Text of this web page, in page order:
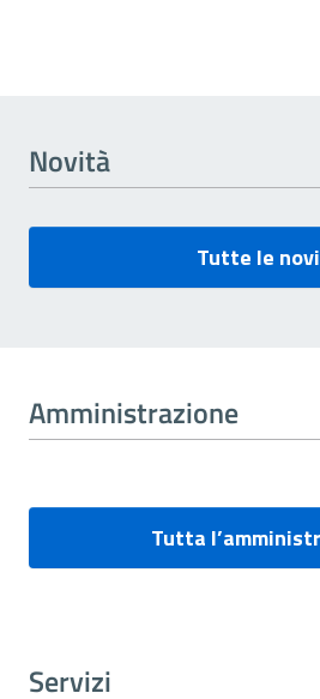
Novità
Tutte le
Amministrazione
Tutta
Servizi